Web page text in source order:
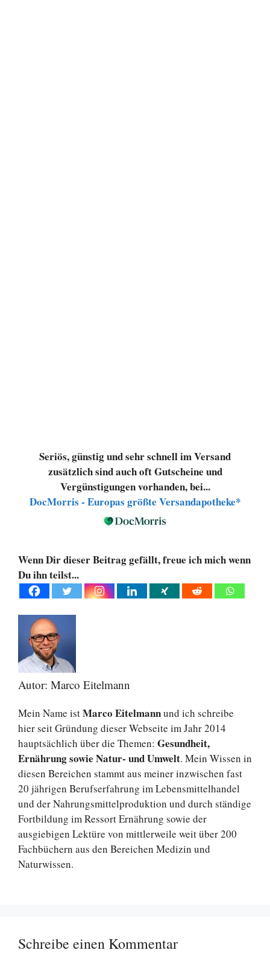
Seriös, günstig und sehr schnell im Versand
zusätzlich sind auch oft Gutscheine und
Vergünstigungen vorhanden, bei...
DocMorris - Europas größte Versandapotheke*
Wenn Dir dieser Beitrag gefällt, freue ich mich wenn
Du ihn teilst...
Autor: Marco Eitelmann
Mein Name istMarco Eitelmannund ich schreibe
hier seit Gründung dieser Webseite im Jahr 2014
hauptsächlich über die Themen: Gesundheit,
Ernährung sowie Natur- und Umwelt. Mein Wissen in
diesen Bereichen stammt aus meiner inzwischen fast
20 jährigen Berufserfahrung im Lebensmittelhandel
und der Nahrungsmittelproduktion und durch ständige
Fortbildung im Ressort Ernährung sowie der
ausgiebigen Lektüre von mittlerweile weit über 200
Fachbüchern aus den Bereichen Medizin und
Naturwissen.
Schreibe einen Kommentar